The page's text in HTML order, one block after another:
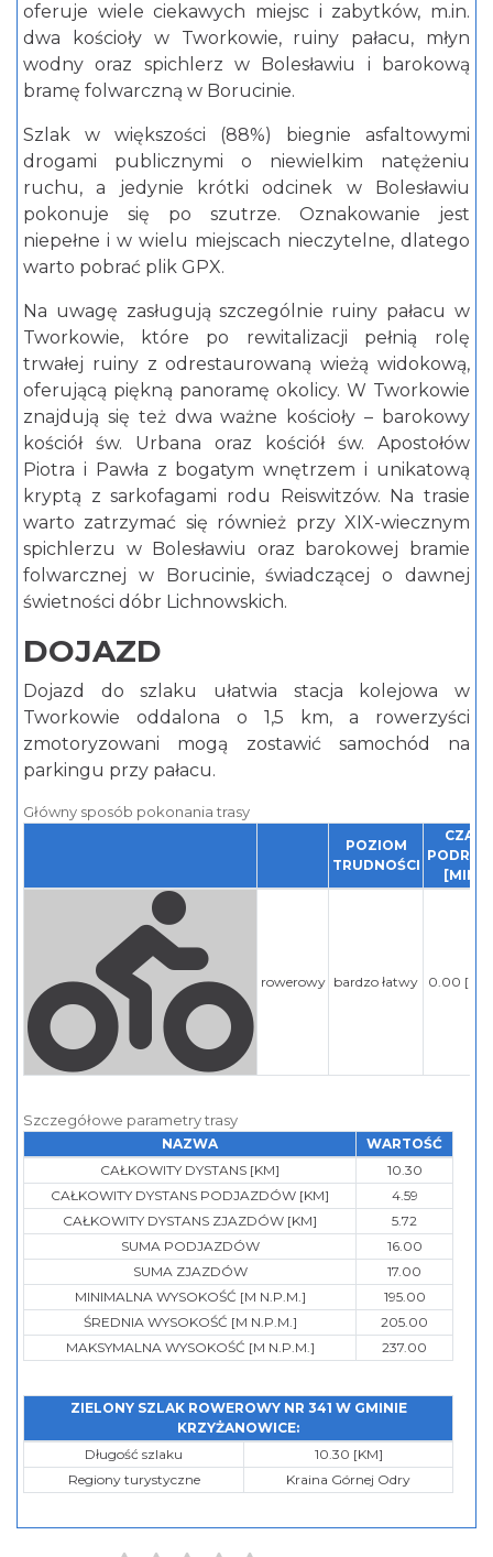
oferuje wiele ciekawych miejsc i zabytków, m.in.
dwa kościoły w Tworkowie, ruiny pałacu, młyn
wodny oraz spichlerz w Bolesławiu i barokową
bramę folwarczną w Borucinie.
Szlak w większości (88%) biegnie asfaltowymi
drogami publicznymi o niewielkim natężeniu
ruchu, a jedynie krótki odcinek w Bolesławiu
pokonuje się po szutrze. Oznakowanie jest
niepełne i w wielu miejscach nieczytelne, dlatego
warto pobrać plik GPX.
Na uwagę zasługują szczególnie ruiny pałacu w
Tworkowie, które po rewitalizacji pełnią rolę
trwałej ruiny z odrestaurowaną wieżą widokową,
oferującą piękną panoramę okolicy. W Tworkowie
znajdują się też dwa ważne kościoły – barokowy
kościół św. Urbana oraz kościół św. Apostołów
Piotra i Pawła z bogatym wnętrzem i unikatową
kryptą z sarkofagami rodu Reiswitzów. Na trasie
warto zatrzymać się również przy XIX-wiecznym
spichlerzu w Bolesławiu oraz barokowej bramie
folwarcznej w Borucinie, świadczącej o dawnej
świetności dóbr Lichnowskich.
DOJAZD
Dojazd do szlaku ułatwia stacja kolejowa w
Tworkowie oddalona o 1,5 km, a rowerzyści
zmotoryzowani mogą zostawić samochód na
parkingu przy pałacu.
Główny sposób pokonania trasy
POZIOM
TRUDNOŚCI
CZAS
[MIN]
rowerowy bardzo łatwy 0.00
Szczegółowe parametry trasy
NAZWA
WARTOŚĆ
CAŁKOWITY DYSTANS [KM]
10.30
CAŁKOWITY DYSTANS PODJAZDÓW [KM]
4.59
CAŁKOWITY DYSTANS ZJAZDÓW [KM]
5.72
SUMA PODJAZDÓW
16.00
SUMA ZJAZDÓW
17.00
MINIMALNA WYSOKOŚĆ [M N.P.M.]
195.00
ŚREDNIA WYSOKOŚĆ [M N.P.M.]
205.00
MAKSYMALNA WYSOKOŚĆ [M N.P.M.]
237.00
ZIELONY SZLAK ROWEROWY NR 341 W GMINIE
KRZYŻANOWICE:
Długość szlaku
10.30 [KM]
Regiony turystyczne
Kraina Górnej Odry